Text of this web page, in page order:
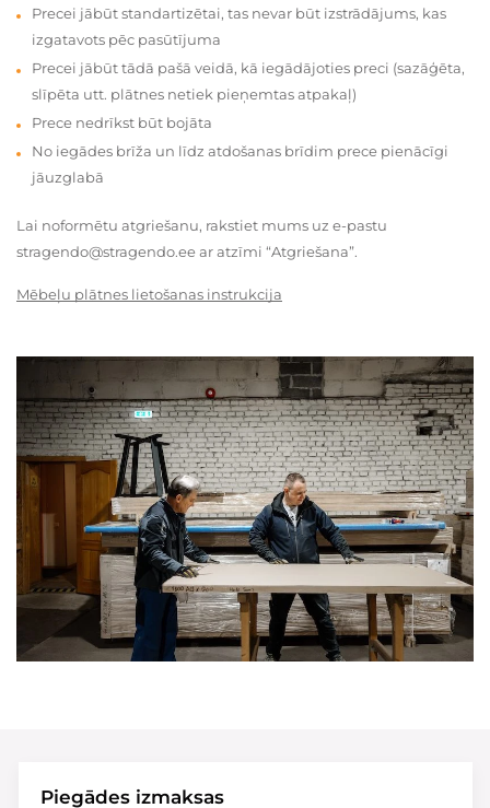
Precei jābūt standartizētai, tas nevar būt izstrādājums, kas
izgatavots pēc pasūtījuma
Precei jābūt tādā pašā veidā, kā iegādājoties preci (sazāģēta,
slīpēta utt. plātnes netiek pieņemtas atpakaļ)
Prece nedrīkst būt bojāta
No iegādes brīža un līdz atdošanas brīdim prece pienācīgi
jāuzglabā
Lai noformētu atgriešanu, rakstiet mums uz e-pastu
stragendo@stragendo.ee ar atzīmi “Atgriešana”.
Mēbeļu plātnes lietošanas instrukcija
Piegādes izmaksas